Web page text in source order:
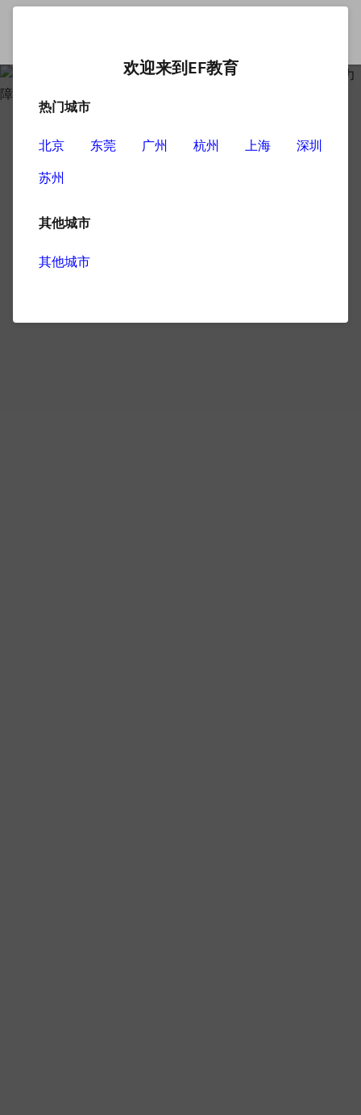
欢迎来到EF教育
热门城市
北京 东莞 广州 杭州 上海
深圳
苏州
其他城市
其他城市